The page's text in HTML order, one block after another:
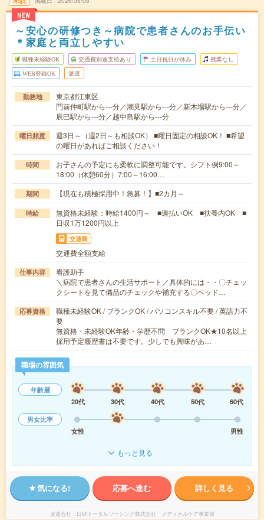
NEW
～安心の研修つき～病院で患者さんのお手伝い
＊家庭と両立しやすい
職種未経験OK 交通費別途支給あり 土日祝日が休み 残業なし
WEB登録OK 派遣
勤務地
東京都江東区
門前仲町駅から---分／潮見駅から---分／新木場駅から---分／
辰巳駅から---分／越中島駅から---分
曜日頻度
週3日～（週2日～も相談OK） ■曜日固定の相談OK！ ■希望
の曜日があればご相談ください！
時間
お子さんの予定にも柔軟に調整可能です。シフト例9:00～
18:00（休憩60分）7:00～16:00…
期間 【現在も積極採用中！急募！】■2カ月～
時給
無資格未経験：時給1400円～ ■週払いOK ■扶養内OK ■
日収1万1200円以上
交通費
交通費全額支給
仕事内容
看護助手
＼病院で患者さんの生活サポート／具体的には・・〇チェッ
クシートを見て備品のチェックや補充する〇ベッド…
応募資格
職種未経験OK / ブランクOK / パソコンスキル不要 / 英語力不
要
無資格・未経験OK年齢・学歴不問 ブランクOK★10名以上
採用予定履歴書は不要です。少しでも興味があ…
職場の雰囲気
年齢層
20代
30代 40代 50代
60代
男女比率
女性
男性
もっと見る
気になる! 応募へ進む 詳しく見る
派遣会社 日研トータルソーシング株式会社 メディカルケア事業部